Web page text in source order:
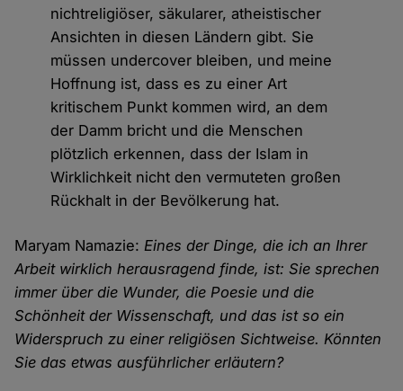
nichtreligiöser, säkularer, atheistischer
Ansichten in diesen Ländern gibt. Sie
müssen undercover bleiben, und meine
Hoffnung ist, dass es zu einer Art
kritischem Punkt kommen wird, an dem
der Damm bricht und die Menschen
plötzlich erkennen, dass der Islam in
Wirklichkeit nicht den vermuteten großen
Rückhalt in der Bevölkerung hat.
Maryam Namazie: Eines der Dinge, die ich an Ihrer
Arbeit wirklich herausragend finde, ist: Sie sprechen
immer über die Wunder, die Poesie und die
Schönheit der Wissenschaft, und das ist so ein
Widerspruch zu einer religiösen Sichtweise. Könnten
Sie das etwas ausführlicher erläutern?